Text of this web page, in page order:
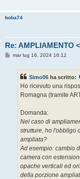
boba74
Re: AMPLIAMENTO
Mmar lug 16, 2024 16:12
Simo06 ha scritto:
Ho ricevuto una
Romagna (tramite
Domanda:
Nel caso di
strutture, ho l'obbligo
ampliata?
Ad esempio: cambio
camera con
opache verticali ed
della porzione